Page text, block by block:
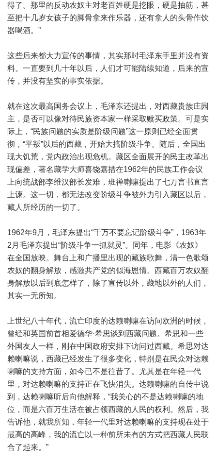
得了。那里的反动农奴主对老百姓硬是挖眼，硬是抽筋，甚
至把十几岁女孩子的脚骨拿来作乐器，还有拿人的头骨作饮
器喝酒。”
这些后来都大力宣传的事情，其实那时毛泽东手里并没有资
料。一直要到几十年以后，人们才可能陆续知道，后来的宣
传，并没有坚实的事实依据。
就在这次最高国务会议上，毛泽东还提出，对西藏贵族庄园
主，是否可以像对待民族资本家一样采取赎买政策。可是实
际上，“民族问题的实质是阶级问题”这一原则已经全面贯
彻，“平叛”以后的西藏，开始大搞阶级斗争。随后，全国出
现大饥荒，党内政治出现危机。藏区全面展开的民主改革出
现偏差，著名藏学大师喜饶嘉措在1962年的民族工作会议
上向统战部李维汉部长发难，班禅喇嘛提出了七万言书直言
上谏。这一切，都无法改变阶级斗争被外力引入藏区以后，
藏人所经历的一切了。
1962年9月，毛泽东提出“千万不要忘记阶级斗争”，1963年
2月毛泽东提出“阶级斗争一抓就灵”。同年，电影《农奴》
在全国放映。舞台上和广播里出现的藏族歌舞，清一色歌颂
农奴的翻身解放，感激共产党的似海恩情。西藏百万农奴翻
身解放以后到底怎样了，除了宣传以外，藏地以外的人们，
其实一无所知。
上世纪八十年代，流亡印度的达赖喇嘛在访问欧洲的时候，
曾经和英国前首相爱德华·希思谈到西藏问题。希思和一些
外国友人一样，刚在中国政府安排下访问过西藏。希思对达
赖喇嘛说，西藏已经发生了很多变化，特别是在民众对达赖
喇嘛的支持方面，如今已不是往昔了。尤其是在年轻一代
里，对达赖喇嘛的支持正在飞快消失。达赖喇嘛的自传中说
到，达赖喇嘛听后向他解释，“我关心的不是达赖喇嘛的地
位，而是六百万生活在被占领西藏的人民的权利。然后，我
告诉他，就我所知，年轻一代里对达赖喇嘛的支持现在处于
最高的高峰，我的流亡以一种前所未有的方式把西藏人民联
合了起来。”